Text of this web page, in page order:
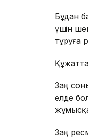
Бұдан
үшін
тұруға
Заң
елде
Заң